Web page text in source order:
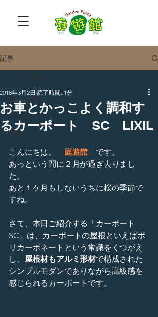
記事
全ての記事
ブログ
NEWS
お車とかっこよく調和す
るカーポート SC LIXIL
2018年3月2日 読了時間: 1分
こんにちは。 庭遊館 です。
あっという間に２月が過ぎ去りまし
た。
あと１ケ月もしないうちに桜の季節で
すね。
さて、本日ご紹介する「カーポート
SC」は、カーポートの屋根といえばポ
リカーボネートという常識をくつがえ
し、 屋根材もアルミ形材で構成された
シンプルモダンでありながら高級感を
感じられるカーポートです。